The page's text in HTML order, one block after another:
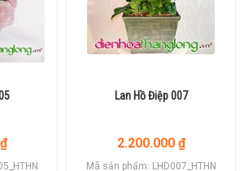
₫
Lan Hồ Điệp 007
2.200.000 ₫
Mã sản phẩm: LHD007_HTHN